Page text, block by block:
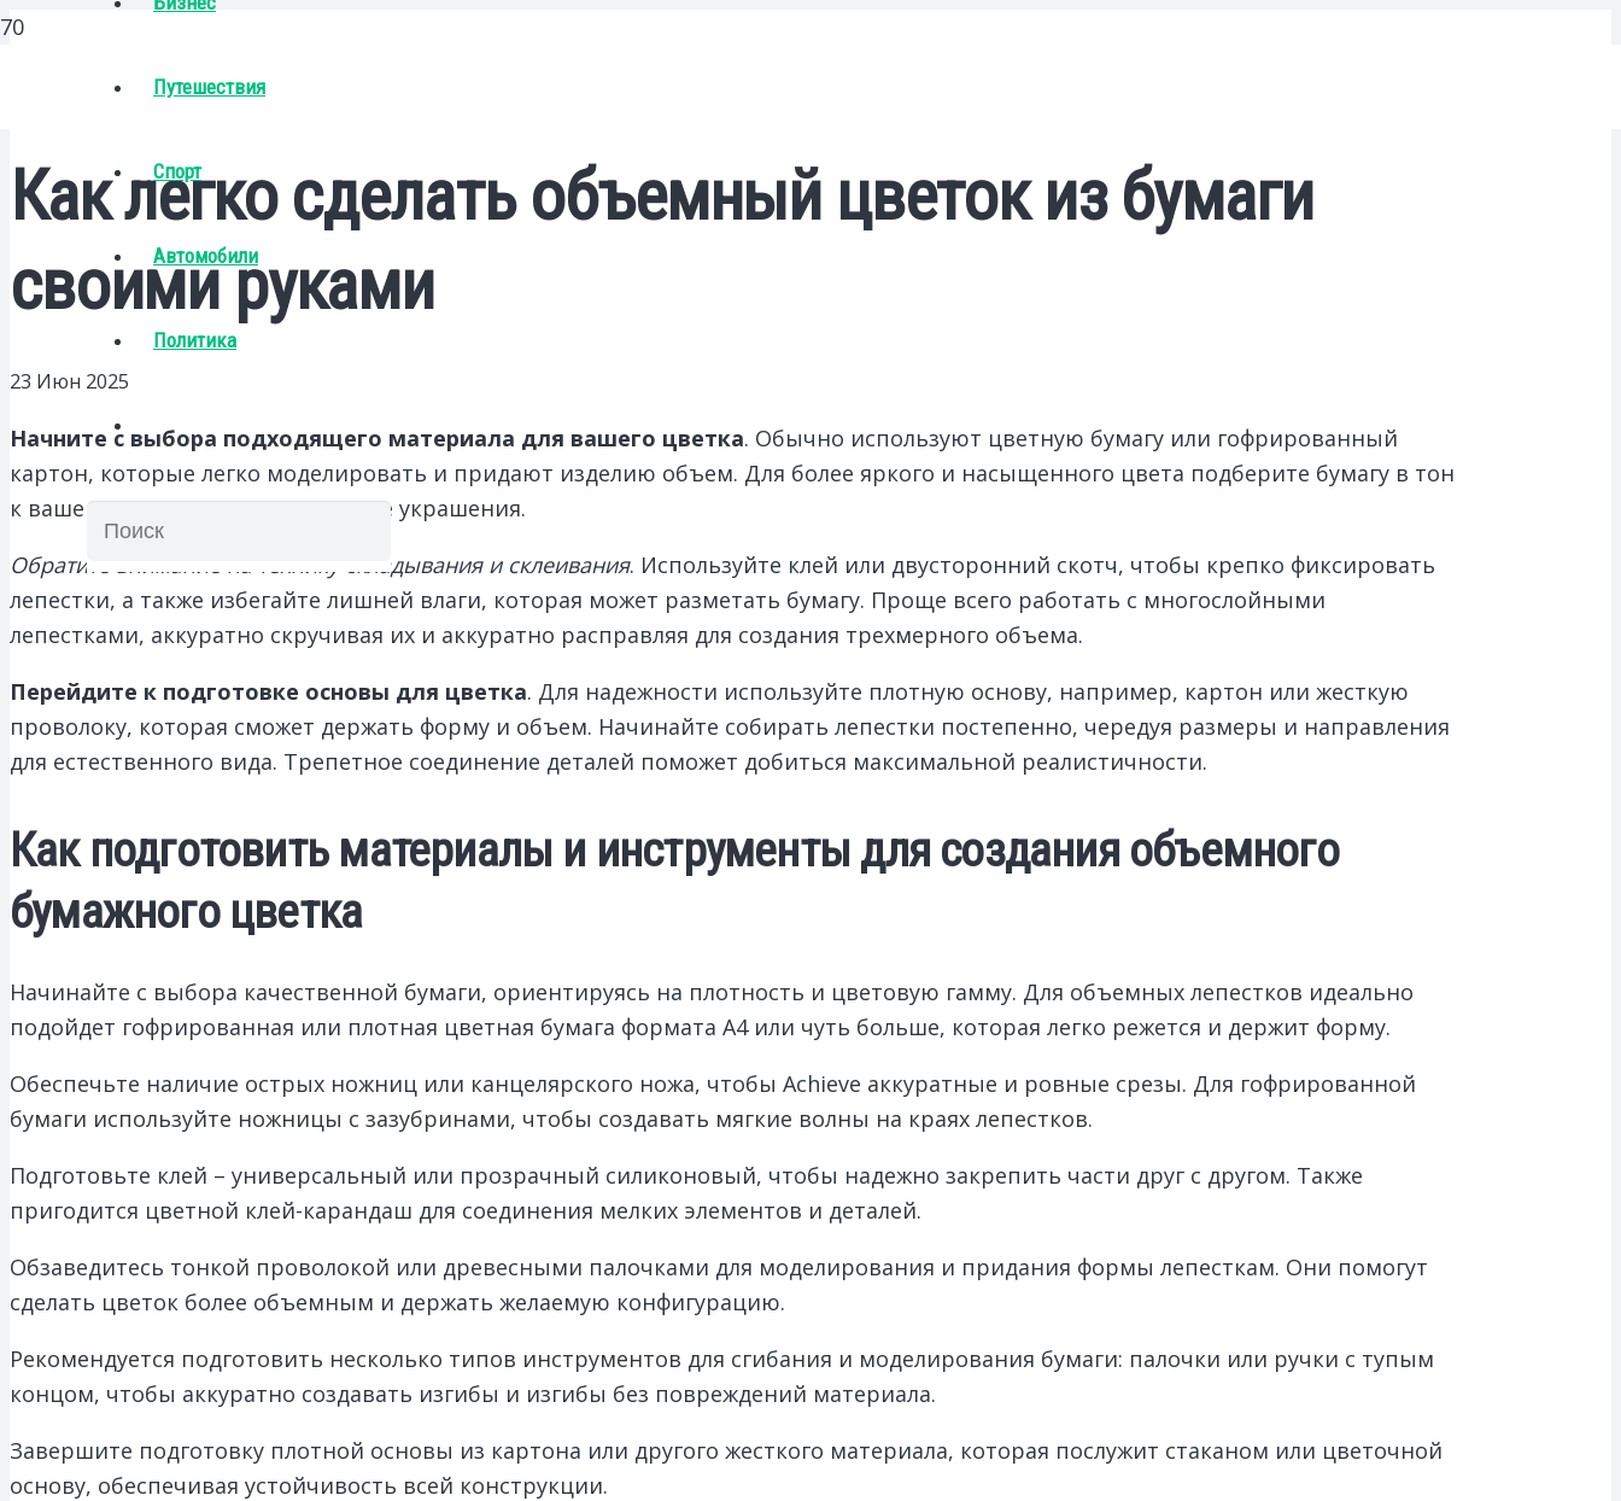
Путешествия
Спорт
Автомобили
Политика
Как легко сделать объемный цветок из бумаги
своими руками
23 Июн 2025
Начните с выбора подходящего материала для вашего цветка. Обычно используют цветную бумагу или гофрированный
картон, которые легко моделировать и придают изделию объем. Для более яркого и насыщенного цвета подберите бумагу в тон
к вашему интерьеру или тематике украшения.
Обратите внимание на технику складывания и склеивания. Используйте клей или двусторонний скотч, чтобы крепко фиксировать
лепестки, а также избегайте лишней влаги, которая может разметать бумагу. Проще всего работать с многослойными
лепестками, аккуратно скручивая их и аккуратно расправляя для создания трехмерного объема.
Перейдите к подготовке основы для цветка. Для надежности используйте плотную основу, например, картон или жесткую
проволоку, которая сможет держать форму и объем. Начинайте собирать лепестки постепенно, чередуя размеры и направления
для естественного вида. Трепетное соединение деталей поможет добиться максимальной реалистичности.
Как подготовить материалы и инструменты для создания объемного
бумажного цветка
Начинайте с выбора качественной бумаги, ориентируясь на плотность и цветовую гамму. Для объемных лепестков идеально
подойдет гофрированная или плотная цветная бумага формата А4 или чуть больше, которая легко режется и держит форму.
Обеспечьте наличие острых ножниц или канцелярского ножа, чтобы Achieve аккуратные и ровные срезы. Для гофрированной
бумаги используйте ножницы с зазубринами, чтобы создавать мягкие волны на краях лепестков.
Подготовьте клей – универсальный или прозрачный силиконовый, чтобы надежно закрепить части друг с другом. Также
пригодится цветной клей-карандаш для соединения мелких элементов и деталей.
Обзаведитесь тонкой проволокой или древесными палочками для моделирования и придания формы лепесткам. Они помогут
сделать цветок более объемным и держать желаемую конфигурацию.
Рекомендуется подготовить несколько типов инструментов для сгибания и моделирования бумаги: палочки или ручки с тупым
концом, чтобы аккуратно создавать изгибы и изгибы без повреждений материала.
Завершите подготовку плотной основы из картона или другого жесткого материала, которая послужит стаканом или цветочной
основу, обеспечивая устойчивость всей конструкции.